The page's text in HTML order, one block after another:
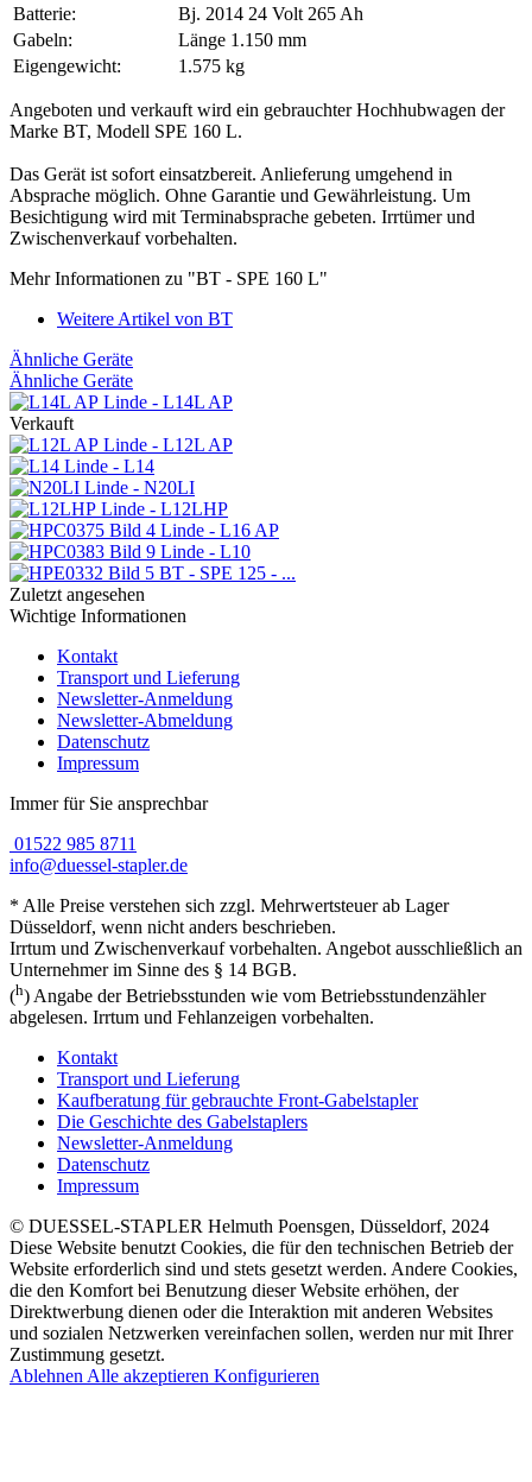
Batterie:
Bj. 2014 24 Volt 265 Ah
Gabeln:
Länge 1.150 mm
Eigengewicht:
1.575 kg
Angeboten und verkauft wird ein gebrauchter Hochhubwagen der
Marke BT, Modell SPE 160 L.
Das Gerät ist sofort einsatzbereit. Anlieferung umgehend in
Absprache möglich. Ohne Garantie und Gewährleistung. Um
Besichtigung wird mit Terminabsprache gebeten. Irrtümer und
Zwischenverkauf vorbehalten.
Mehr Informationen zu "BT - SPE 160 L"
Weitere Artikel von BT
Ähnliche Geräte
Ähnliche Geräte
Linde - L14L AP
Verkauft
Linde - L12L AP
Linde - L14
Linde - N20LI
Linde - L12LHP
Linde - L16 AP
Linde - L10
BT - SPE 125 - ...
Zuletzt angesehen
Wichtige Informationen
Kontakt
Transport und Lieferung
Newsletter-Anmeldung
Newsletter-Abmeldung
Datenschutz
Impressum
Immer für Sie ansprechbar
01522 985 8711
info@duessel-stapler.de
* Alle Preise verstehen sich zzgl. Mehrwertsteuer ab Lager
Düsseldorf, wenn nicht anders beschrieben.
Irrtum und Zwischenverkauf vorbehalten. Angebot ausschließlich an
Unternehmer im Sinne des § 14 BGB.
(h) Angabe der Betriebsstunden wie vom Betriebsstundenzähler
abgelesen. Irrtum und Fehlanzeigen vorbehalten.
Kontakt
Transport und Lieferung
Kaufberatung für gebrauchte Front-Gabelstapler
Die Geschichte des Gabelstaplers
Newsletter-Anmeldung
Datenschutz
Impressum
© DUESSEL-STAPLER Helmuth Poensgen, Düsseldorf, 2024
Diese Website benutzt Cookies, die für den technischen Betrieb der
Website erforderlich sind und stets gesetzt werden. Andere Cookies,
die den Komfort bei Benutzung dieser Website erhöhen, der
Direktwerbung dienen oder die Interaktion mit anderen Websites
und sozialen Netzwerken vereinfachen sollen, werden nur mit Ihrer
Zustimmung gesetzt.
AblehnenAlle akzeptieren Konfigurieren